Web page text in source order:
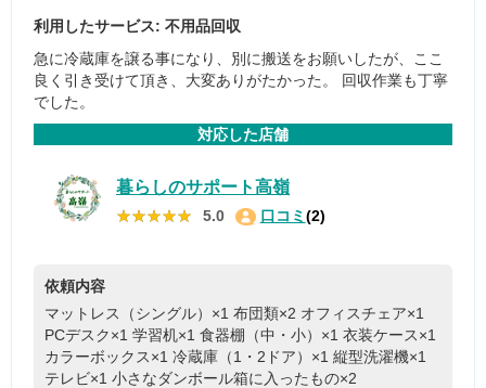
利用したサービス: 不用品回収
急に冷蔵庫を譲る事になり、別に搬送をお願いしたが、ここ
良く引き受けて頂き、大変ありがたかった。 回収作業も丁寧
でした。
対応した店舗
暮らしのサポート高嶺
★★★★★
★★★★★ 5.0 口コミ (2)
依頼内容
マットレス（シングル）×1 布団類×2 オフィスチェア×1
PCデスク×1 学習机×1 食器棚（中・小）×1 衣装ケース×1
カラーボックス×1 冷蔵庫（1・2ドア）×1 縦型洗濯機×1
テレビ×1 小さなダンボール箱に入ったもの×2